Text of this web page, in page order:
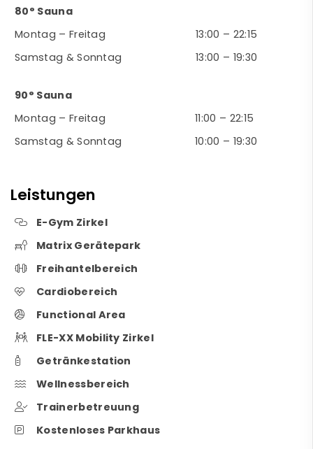
80° Sauna
Montag – Freitag
13:00 – 22:15
Samstag & Sonntag
13:00 – 19:30
90° Sauna
Montag – Freitag
11:00 – 22:15
Samstag & Sonntag
10:00 – 19:30
Leistungen
E-Gym Zirkel
Matrix Gerätepark
Freihantelbereich
Cardiobereich
Functional Area
FLE-XX Mobility Zirkel
Getränkestation
Wellnessbereich
Trainerbetreuung
Kostenloses Parkhaus